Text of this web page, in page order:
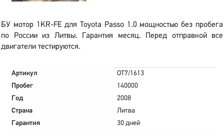
БУ мотор 1KR-FE для Toyota Passo 1.0 мощностью без пробега
по России из Литвы. Гарантия месяц. Перед отправкой все
двигатели тестируются.
Артикул
OT7/1613
Пробег
140000
Год
2008
Страна
Литва
Гарантия
30 дней